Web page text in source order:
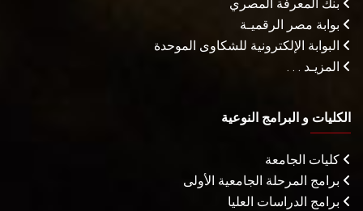
بنك المعرفة المصري
بوابة مصر الرقميـة
البوابة الإلكترونية للشكاوى الموحدة
المزيـد . . .
الكليات و البرامج النوعية
كليات الجامعة
برامج المرحلة الجامعية الأولى
برامج الدراسات العليا